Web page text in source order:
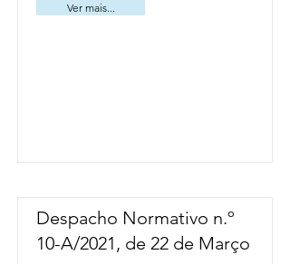
Ver mais...
Despacho Normativo n.º
10-A/2021, de 22 de Março